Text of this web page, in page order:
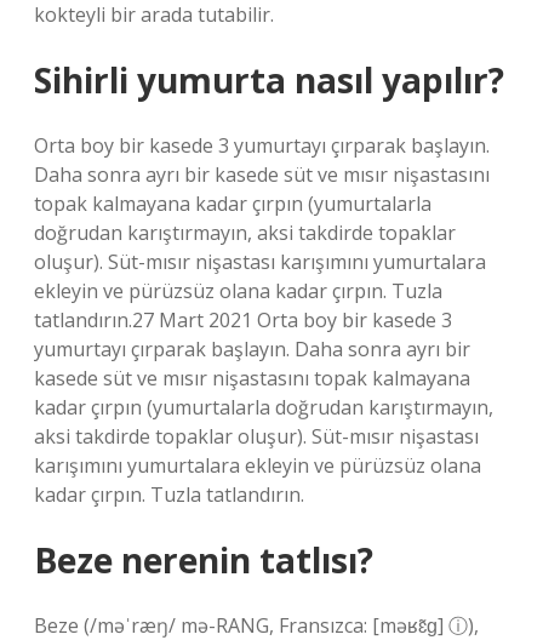
kokteyli bir arada tutabilir.
Sihirli yumurta nasıl yapılır?
Orta boy bir kasede 3 yumurtayı çırparak başlayın.
Daha sonra ayrı bir kasede süt ve mısır nişastasını
topak kalmayana kadar çırpın (yumurtalarla
doğrudan karıştırmayın, aksi takdirde topaklar
oluşur). Süt-mısır nişastası karışımını yumurtalara
ekleyin ve pürüzsüz olana kadar çırpın. Tuzla
tatlandırın.27 Mart 2021 Orta boy bir kasede 3
yumurtayı çırparak başlayın. Daha sonra ayrı bir
kasede süt ve mısır nişastasını topak kalmayana
kadar çırpın (yumurtalarla doğrudan karıştırmayın,
aksi takdirde topaklar oluşur). Süt-mısır nişastası
karışımını yumurtalara ekleyin ve pürüzsüz olana
kadar çırpın. Tuzla tatlandırın.
Beze nerenin tatlısı?
Beze (/məˈræŋ/ mə-RANG, Fransızca: [məʁɛ̃ɡ] ⓘ),